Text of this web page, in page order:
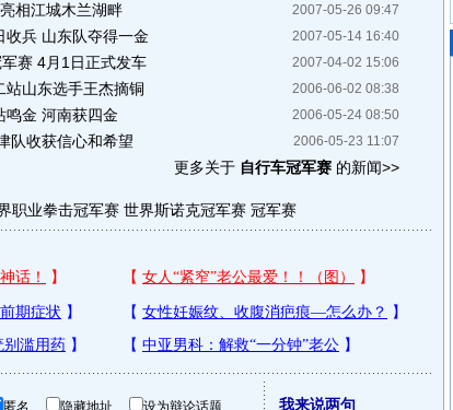
2007-05-26 09:47
相江城木兰湖畔
2007-05-14 16:40
收兵 山东队夺得一金
2007-04-02 15:06
赛 4月1日正式发车
2006-06-02 08:38
站山东选手王杰摘铜
2006-05-24 08:50
鸣金 河南获四金
2006-05-23 11:07
队收获信心和希望
更多关于 自行车冠军赛的新闻>>
职业拳击冠军赛 世界斯诺克冠军赛 冠军赛
匿名 隐藏地址 设为辩论话题 我来说两句